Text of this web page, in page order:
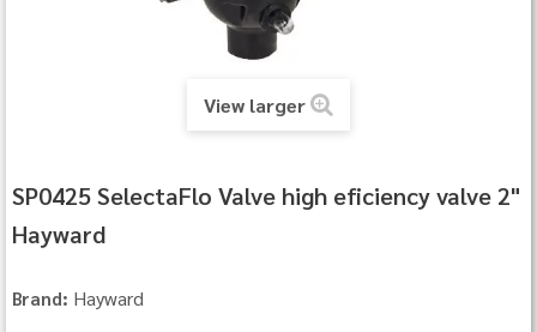
View larger
SP0425 SelectaFlo Valve high eficiency valve 2"
Hayward
Brand: Hayward